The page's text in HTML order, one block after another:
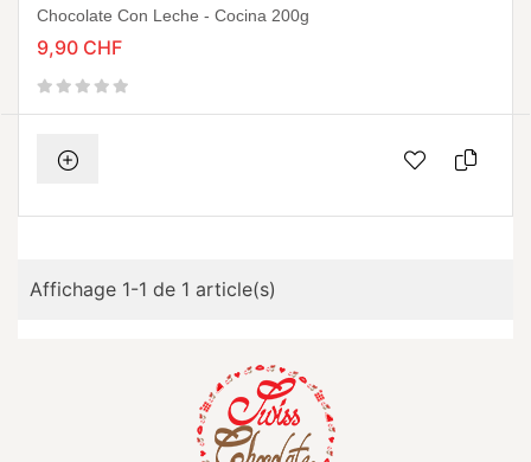
Chocolate Con Leche - Cocina 200g
9,90 CHF
Affichage 1-1 de 1 article(s)